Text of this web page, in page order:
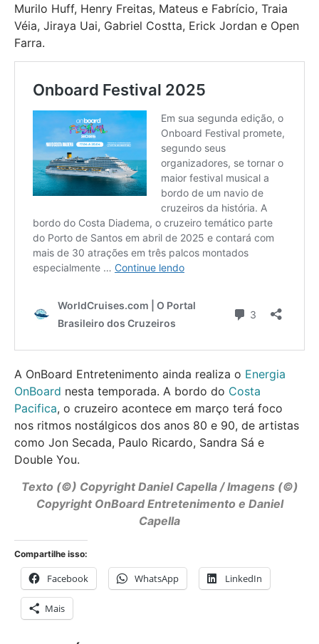
Murilo Huff, Henry Freitas, Mateus e Fabrício, Traia
Véia, Jiraya Uai, Gabriel Costta, Erick Jordan e Open
Farra.
A OnBoard Entretenimento ainda realiza o Energia
OnBoard nesta temporada. A bordo do Costa
Pacifica, o cruzeiro acontece em março terá foco
nos ritmos nostálgicos dos anos 80 e 90, de artistas
como Jon Secada, Paulo Ricardo, Sandra Sá e
Double You.
Texto (©) Copyright Daniel Capella / Imagens (©)
Copyright OnBoard Entretenimento e Daniel
Capella
Compartilhe isso:
Facebook WhatsApp LinkedIn
Mais